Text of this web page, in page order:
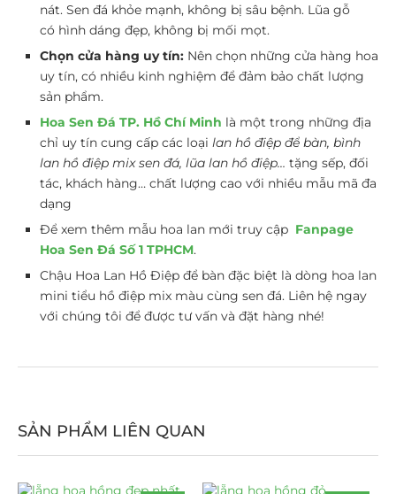
nát. Sen đá khỏe mạnh, không bị sâu bệnh. Lũa gỗ
có hình dáng đẹp, không bị mối mọt.
Chọn cửa hàng uy tín: Nên chọn những cửa hàng hoa
uy tín, có nhiều kinh nghiệm để đảm bảo chất lượng
sản phẩm.
Hoa Sen Đá TP. Hồ Chí Minh là một trong những địa
chỉ uy tín cung cấp các loại lan hồ điệp để bàn, bình
lan hồ điệp mix sen đá, lũa lan hồ điệp… tặng sếp, đối
tác, khách hàng… chất lượng cao với nhiều mẫu mã đa
dạng
Để xem thêm mẫu hoa lan mới truy cập Fanpage
Hoa Sen Đá Số 1 TPHCM.
Chậu Hoa Lan Hồ Điệp để bàn đặc biệt là dòng hoa lan
mini tiểu hồ điệp mix màu cùng sen đá. Liên hệ ngay
với chúng tôi để được tư vấn và đặt hàng nhé!
SẢN PHẨM LIÊN QUAN